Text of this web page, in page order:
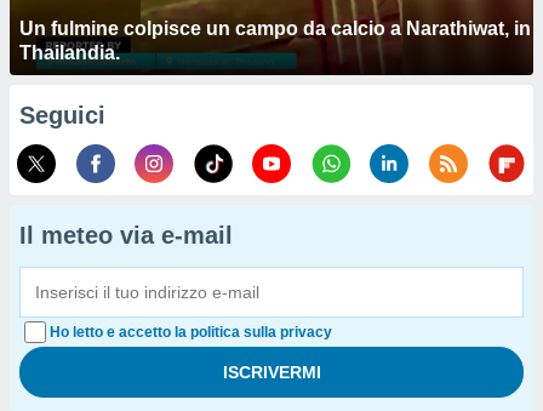
Un fulmine colpisce un campo da calcio a Narathiwat, in
Thailandia.
Seguici
Il meteo via e-mail
Ho letto e accetto la politica sulla privacy